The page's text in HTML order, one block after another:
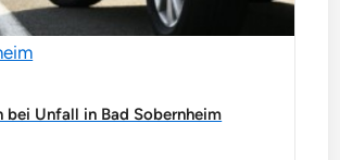
bei Unfall in Bad Sobernheim